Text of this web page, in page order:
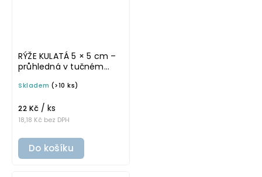
RÝŽE KULATÁ 5 × 5 cm –
průhledná v tučném
samolepka na
Skladem (>10 ks)
18,18 Kč bez DPH
22 Kč / ks
Do košíku